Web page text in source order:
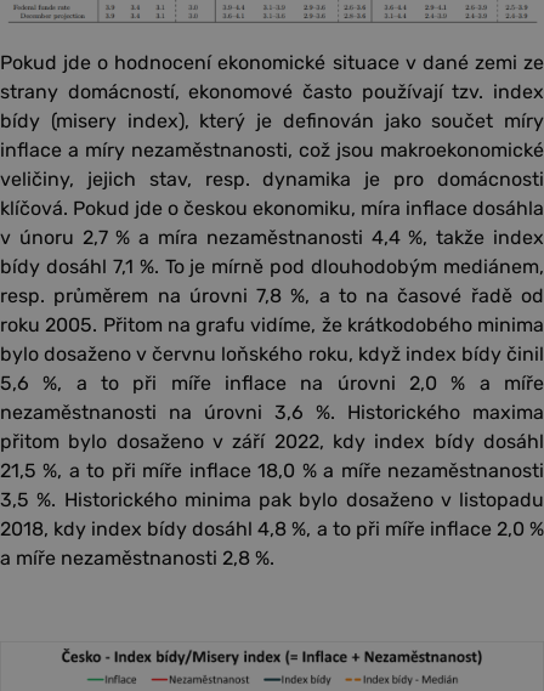
Pokud jde o hodnocení ekonomické situace v dané zemi ze
strany domácností, ekonomové často používají tzv. index
bídy (misery index), který je definován jako součet míry
inflace a míry nezaměstnanosti, což jsou makroekonomické
veličiny, jejich stav, resp. dynamika je pro domácnosti
klíčová. Pokud jde o českou ekonomiku, míra inflace dosáhla
v únoru 2,7 % a míra nezaměstnanosti 4,4 %, takže index
bídy dosáhl 7,1 %. To je mírně pod dlouhodobým mediánem,
resp. průměrem na úrovni 7,8 %, a to na časové řadě od
roku 2005. Přitom na grafu vidíme, že krátkodobého minima
bylo dosaženo v červnu loňského roku, když index bídy činil
5,6 %, a to při míře inflace na úrovni 2,0 % a míře
nezaměstnanosti na úrovni 3,6 %. Historického maxima
přitom bylo dosaženo v září 2022, kdy index bídy dosáhl
21,5 %, a to při míře inflace 18,0 % a míře nezaměstnanosti
3,5 %. Historického minima pak bylo dosaženo v listopadu
2018, kdy index bídy dosáhl 4,8 %, a to při míře inflace 2,0 %
a míře nezaměstnanosti 2,8 %.